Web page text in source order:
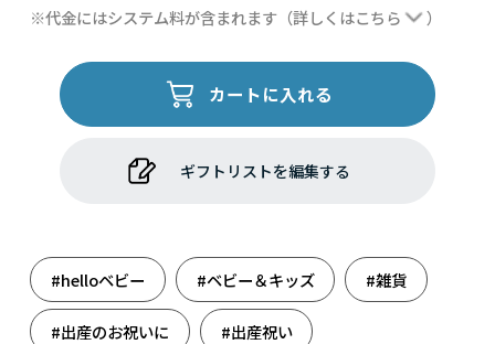
※代金にはシステム料が含まれます（詳しくはこちら ）
カートに入れる
ギフトリストを編集する
#helloベビー #ベビー＆キッズ #雑貨
#出産のお祝いに #出産祝い